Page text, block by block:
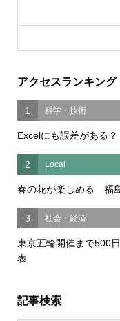
アクセスランキング
1 科学・技術
Excelにも誤差がある
2 Local
春の花が楽しめる 福
3 社会・経済
東京五輪開催まで500
表
記事検索